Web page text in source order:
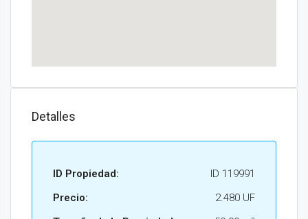
Detalles
ID Propiedad:
ID 119991
Precio:
2.480 UF